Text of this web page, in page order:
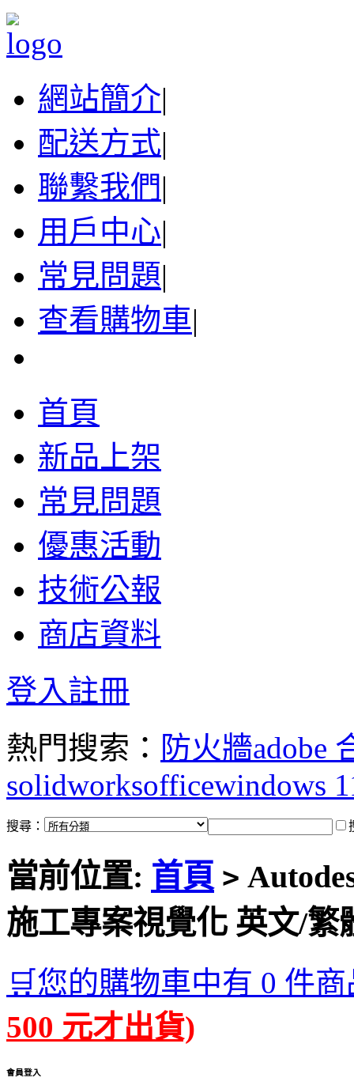
網站簡介|
配送方式|
聯繫我們|
用戶中心|
常見問題|
查看購物車|
首頁
新品上架
常見問題
優惠活動
技術公報
商店資料
登入註冊
熱門搜索： 防火牆adobe
solidworksofficewindows
搜尋：
當前位置: 首頁 >
施工專案視覺化 英文/繁
🛒您的購物車中有 0 件
500 元才出貨)
會員登入